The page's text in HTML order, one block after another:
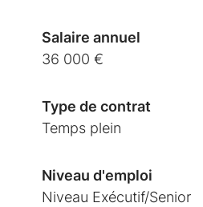
Salaire annuel
36 000 €
Type de contrat
Temps plein
Niveau d'emploi
Niveau Exécutif/Senior